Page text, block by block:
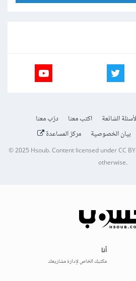
الشائعة اكتب معنا
درّب معنا
بيان الخصوصية مركز المساعدة
© 2025Hsoub.Content licensed underCC
otherwise.